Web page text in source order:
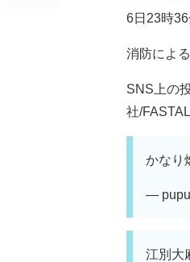
6日23時
消防によ
SNS上の
社/
かなり
— pupu
江別大